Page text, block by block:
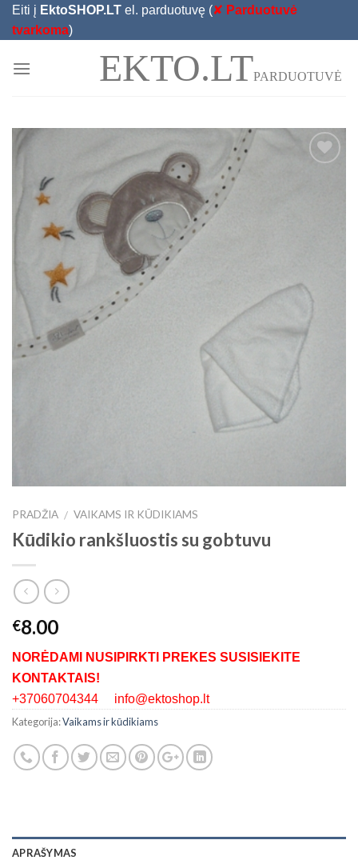
Skip
Eiti į EktoSHOP.LT el. parduotuvę (✘ Parduotuvė
tvarkoma)
EKTO.LTPARDUOTUVĖ
PRADŽIA / VAIKAMS IR KŪDIKIAMS
Kūdikio rankšluostis su gobtuvu
€8.00
NORĖDAMI NUSIPIRKTI PREKES SUSISIEKITE
KONTAKTAIS!
+37060704344 info@ektoshop.lt
Kategorija:Vaikams ir kūdikiams
APRAŠYMAS